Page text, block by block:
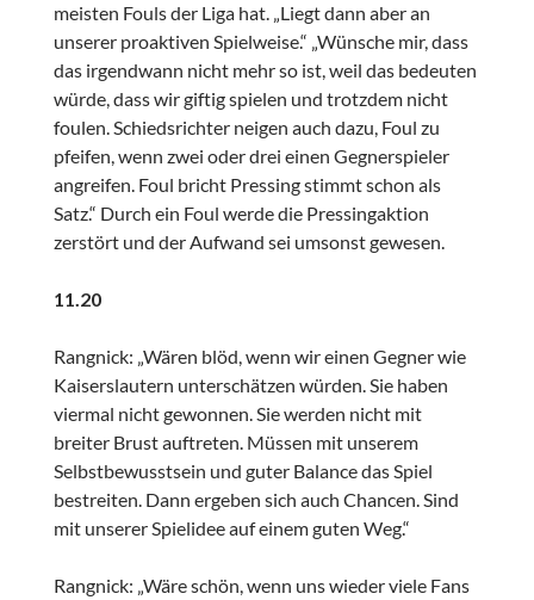
meisten Fouls der Liga hat. „Liegt dann aber an
unserer proaktiven Spielweise.“ „Wünsche mir, dass
das irgendwann nicht mehr so ist, weil das bedeuten
würde, dass wir giftig spielen und trotzdem nicht
foulen. Schiedsrichter neigen auch dazu, Foul zu
pfeifen, wenn zwei oder drei einen Gegnerspieler
angreifen. Foul bricht Pressing stimmt schon als
Satz.“ Durch ein Foul werde die Pressingaktion
zerstört und der Aufwand sei umsonst gewesen.
11.20
Rangnick: „Wären blöd, wenn wir einen Gegner wie
Kaiserslautern unterschätzen würden. Sie haben
viermal nicht gewonnen. Sie werden nicht mit
breiter Brust auftreten. Müssen mit unserem
Selbstbewusstsein und guter Balance das Spiel
bestreiten. Dann ergeben sich auch Chancen. Sind
mit unserer Spielidee auf einem guten Weg.“
Rangnick: „Wäre schön, wenn uns wieder viele Fans